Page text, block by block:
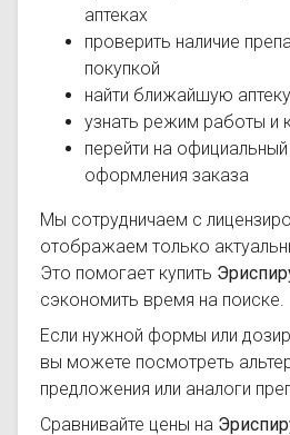
аптеках
проверить наличие
покупкой
найти ближайшую
узнать режим работы и
перейти на официальный
оформления заказа
Мы сотрудничаем с
отображаем только
Это помогает купить
сэкономить время на поиске.
Если нужной формы или
вы можете посмотреть
предложения или аналоги
Сравнивайте цены на